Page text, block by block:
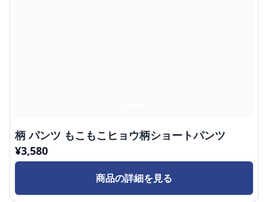
柄 パンツ もこもこヒョウ柄ショートパンツ
¥3,580
商品の詳細を見る